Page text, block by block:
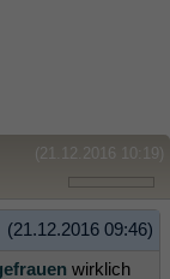
(21.12.2016 10:19)
(21.12.2016 09:46)
wirklich